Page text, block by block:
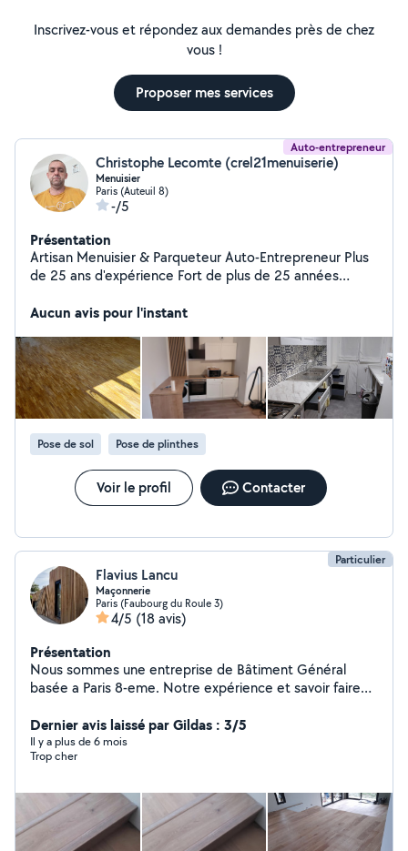
Inscrivez-vous et répondez aux demandes près de chez
vous !
Proposer mes services
Auto-entrepreneur
Christophe Lecomte (crel21menuiserie)
Menuisier
Paris (Auteuil 8)
-/5
Présentation
Artisan Menuisier & Parqueteur Auto-Entrepreneur Plus
de 25 ans d'expérience Fort de plus de 25 années
intérieur, je mets mon savoir-faire, ma rigueur et mon
soit pour sublimer vos sols ou installer vos
aménagements intérieurs, je m'engage à vous fournir un
travail soigné, durable et réalisé dans les règles de l'art
Pose & Rénovation de Parquets Cuisines & Agencement
Intérieur Pourquoi me faire confiance ? 25+ ans de
métier : Une parfaite maîtrise des techniques
traditionnelles et modernes. À votre écoute : Un
accompagnement personnalisé pour trouver la solution
adaptée à vos besoins et à votre budget. Travail propre
& soigné : Une attention particulière portée aux finitions
Une réponse rapide pour étudier votre projet
Aucun avis pour l'instant
Pose de sol Pose de plinthes
Voir le profil Contacter
Particulier
Flavius Lancu
Maçonnerie
Paris (Faubourg du Roule 3)
4/5 (18 avis)
Présentation
Nous sommes une entreprise de Bâtiment Général
basée a Paris 8-eme. Notre expérience et savoir faire
en neuf ou rénovation, en fonction des vos besoins.
Notre devis c'est : "La satisfaction des nos clients c'est
la plus importante chose dans nôtres affaires"
Dernier avis laissé par Gildas : 3/5
Il y a plus de 6 mois
Trop cher